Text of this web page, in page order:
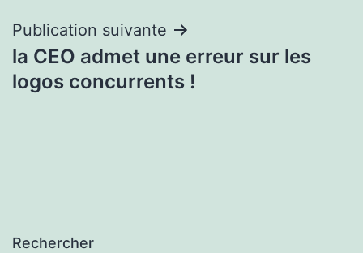
Publication suivante
la CEO admet une erreur sur les
logos concurrents !
Rechercher